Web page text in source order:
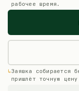
рабочее время.
Заявка собирается
пришлёт точную